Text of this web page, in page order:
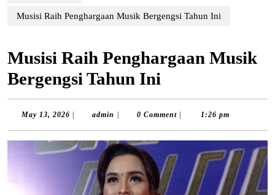
Musisi Raih Penghargaan Musik Bergengsi Tahun Ini
Musisi Raih Penghargaan Musik
Bergengsi Tahun Ini
May 13, 2026 May
admin admin 0 Comment 1:26 pm